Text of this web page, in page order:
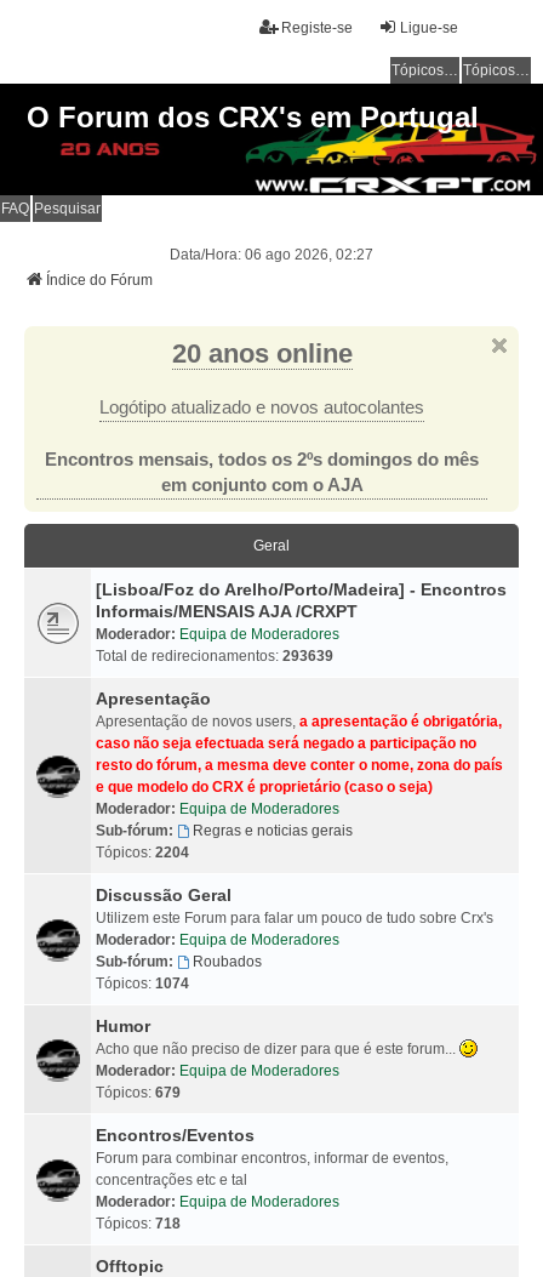
Ligue-se
Registe-se
Tópicos sem resposta Tópicos ativos
O Forum dos CRX's em Portugal
FAQ Pesquisar
Data/Hora: 06 ago 2026, 02:27
Índice do Fórum
20 anos online
Logótipo atualizado e novos autocolantes
Encontros mensais, todos os 2ºs domingos do mês
em conjunto com o AJA
Geral
[Lisboa/Foz do Arelho/Porto/Madeira] - Encontros
Informais/MENSAIS AJA /CRXPT
Moderador: Equipa de Moderadores
Total de redirecionamentos: 293639
Apresentação
Apresentação de novos users, a apresentação é obrigatória,
caso não seja efectuada será negado a participação no
resto do fórum, a mesma deve conter o nome, zona do país
e que modelo do CRX é proprietário (caso o seja)
Moderador: Equipa de Moderadores
Sub-fórum:
Regras e noticias gerais
Tópicos: 2204
Discussão Geral
Utilizem este Forum para falar um pouco de tudo sobre Crx's
Moderador: Equipa de Moderadores
Sub-fórum:
Roubados
Tópicos: 1074
Humor
Acho que não preciso de dizer para que é este forum...
Moderador: Equipa de Moderadores
Tópicos: 679
Encontros/Eventos
Forum para combinar encontros, informar de eventos,
concentrações etc e tal
Moderador: Equipa de Moderadores
Tópicos: 718
Offtopic